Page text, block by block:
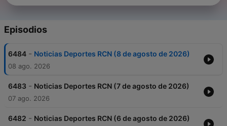
Episodios
6484 - Noticias Deportes RCN (8 de agosto de 2026)
08 ago. 2026
6483 - Noticias Deportes RCN (7 de agosto de 2026)
07 ago. 2026
6482 - Noticias Deportes RCN (6 de agosto de 2026)